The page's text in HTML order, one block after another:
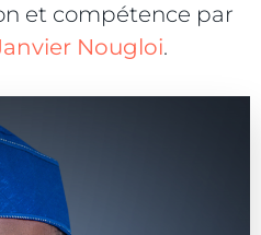
et compétence par
Nougloi.